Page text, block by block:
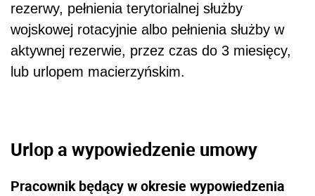
rezerwy, pełnienia terytorialnej służby
wojskowej rotacyjnie albo pełnienia służby w
aktywnej rezerwie, przez czas do 3 miesięcy,
lub urlopem macierzyńskim.
Urlop a wypowiedzenie umowy
Pracownik będący w okresie wypowiedzenia